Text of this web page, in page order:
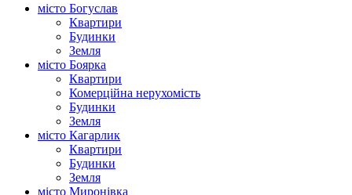
місто Богуслав
Квартири
Будинки
Земля
місто Боярка
Квартири
Комерційна нерухомість
Будинки
Земля
місто Кагарлик
Квартири
Будинки
Земля
місто Миронівка